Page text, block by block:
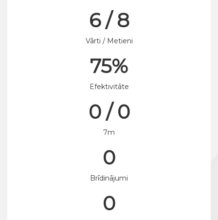
6 / 8
Vārti / Metieni
75%
Efektivitāte
0 / 0
7m
0
Brīdinājumi
0